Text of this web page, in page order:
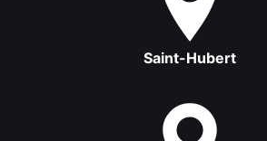
Saint-Hubert